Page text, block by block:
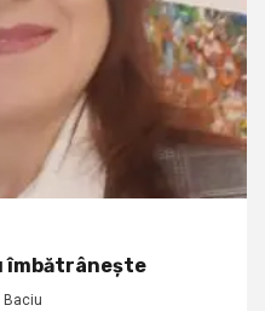
îmbătrânește
Baciu